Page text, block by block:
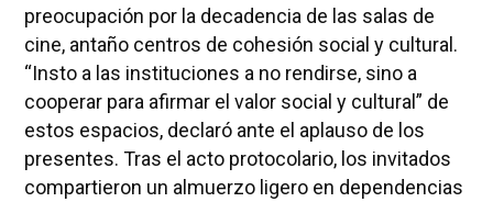
preocupación por la decadencia de las salas de
cine, antaño centros de cohesión social y cultural.
“Insto a las instituciones a no rendirse, sino a
cooperar para afirmar el valor social y cultural” de
estos espacios, declaró ante el aplauso de los
presentes. Tras el acto protocolario, los invitados
compartieron un almuerzo ligero en dependencias